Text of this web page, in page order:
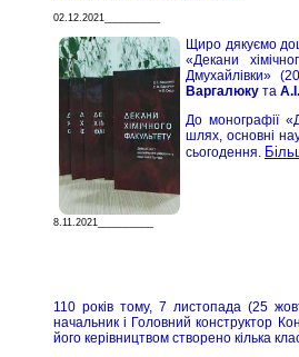
02.12.2021__________
Щиро дякуємо
«Декани
Дмухайлівки»
Варгалюку та
До монографії
шлях, основні
сьогодення.
8.11.2021__________
110 років тому, 7 листопада (25
начальник і Головний конструктор
його керівництвом створено кілька